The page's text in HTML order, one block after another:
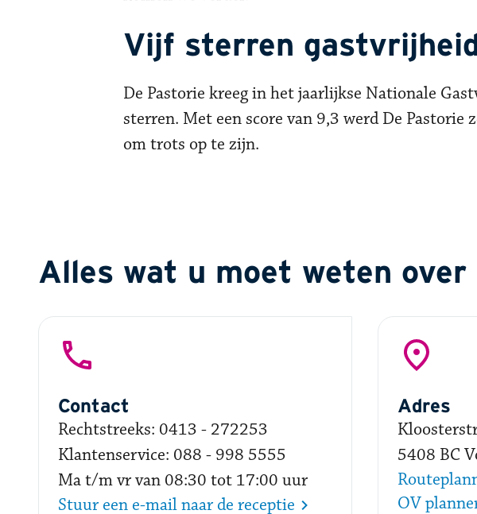
Vijf sterren
De Pastorie kreeg in het jaarlijkse Nationale
sterren. Met een score van 9,3 werd De Pastorie
om trots op te zijn.
Alles wat u moet weten over
Contact
Rechtstreeks: 0413 - 272253
Klantenservice: 088 - 998 5555​
Ma t/m vr ​van 08:30 tot 17:00 uur
Stuur een e-mail naar de receptie
Adres
5408 BC
OV